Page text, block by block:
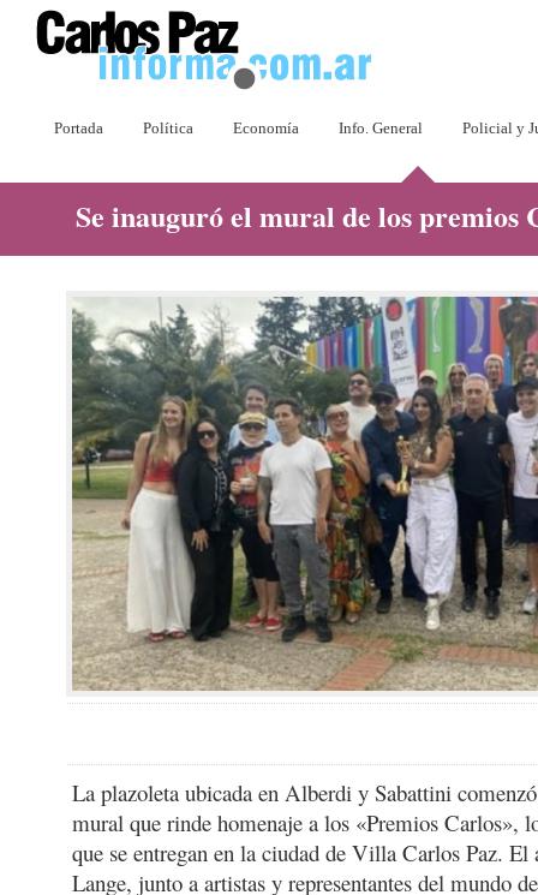
Portada Política Economía Info. General Policial y
Se inauguró el mural de los premios
La plazoleta ubicada en Alberdi y Sabattini
mural que rinde homenaje a los «Premios Carlos»,
que se entregan en la ciudad de Villa Carlos Paz.
Lange, junto a artistas y representantes del mundo